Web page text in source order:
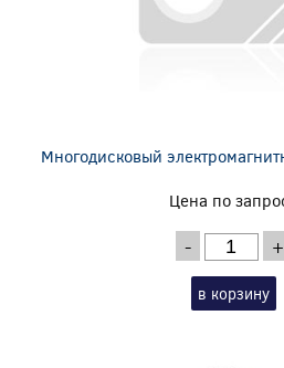
Многодисковый
Цена по
- +
в корзину